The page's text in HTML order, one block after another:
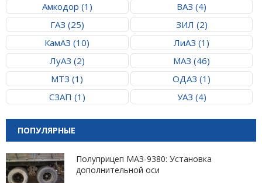
Амкодор (1)
ВАЗ (4)
ГАЗ (25)
ЗИЛ (2)
КамАЗ (10)
ЛиАЗ (1)
ЛуАЗ (2)
МАЗ (46)
МТЗ (1)
ОДАЗ (1)
СЗАП (1)
УАЗ (4)
ПОПУЛЯРНЫЕ
Полуприцеп МАЗ-9380: Установка
дополнительной оси